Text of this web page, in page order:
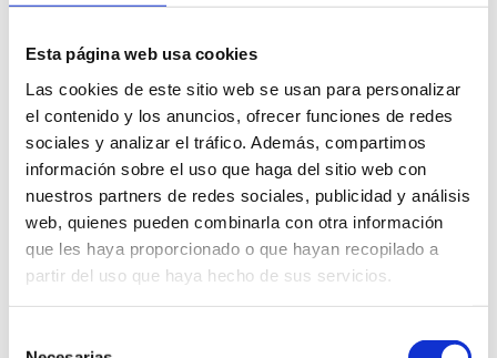
Esta página web usa cookies
Las cookies de este sitio web se usan para personalizar
el contenido y los anuncios, ofrecer funciones de redes
sociales y analizar el tráfico. Además, compartimos
información sobre el uso que haga del sitio web con
nuestros partners de redes sociales, publicidad y análisis
web, quienes pueden combinarla con otra información
que les haya proporcionado o que hayan recopilado a
partir del uso que haya hecho de sus servicios.